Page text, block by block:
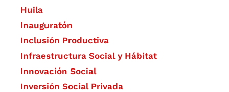
Huila
Inauguratón
Inclusión Productiva
Infraestructura Social y Hábitat
​Innovación Social
Inversión Social Privada